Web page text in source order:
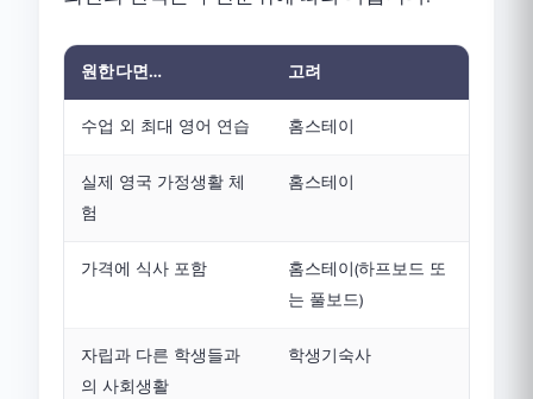
원한다면… 고려
수업 외 최대 영어 연습 홈스테이
실제 영국 가정생활 체
험
홈스테이
가격에 식사 포함
홈스테이(하프보드 또
는 풀보드)
자립과 다른 학생들과
의 사회생활
학생기숙사